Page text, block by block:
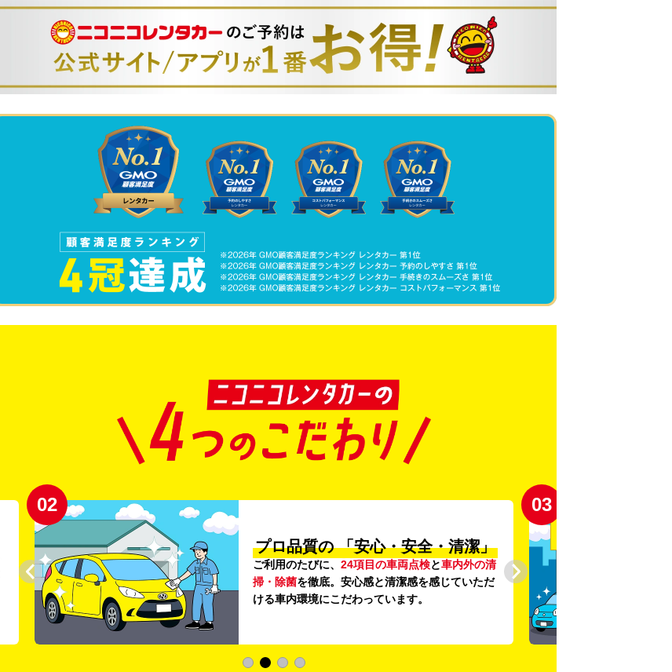
02
プロ品質の 「安心・安全・清潔」
ご利用のたびに、 24項目の車両点検と車内外の清
掃・除菌を徹底。安心感と清潔感を感じていただ
ける車内環境にこだわっています。
03